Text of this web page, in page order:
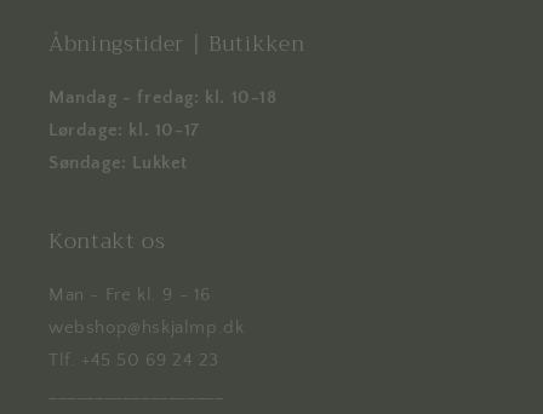
Åbningstider | Butikken
Mandag - fredag: kl. 10-18
Lørdage: kl. 10-17
Søndage: Lukket
Kontakt os
Man - Fre kl. 9 - 16
webshop@hskjalmp.dk
Tlf. +45 50 69 24 23